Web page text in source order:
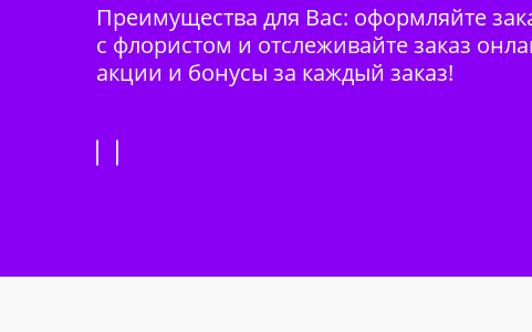
Преимущества для Вас: оформляйте
с флористом и отслеживайте заказ
акции и бонусы за каждый заказ!